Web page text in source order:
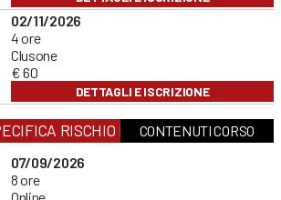
02/11/2026
4 ore
Clusone
€ 60
DETTAGLI E ISCRIZIONE
RISCHIO MEDIOCONTENUTI CORSO
07/09/2026
8 ore
Online